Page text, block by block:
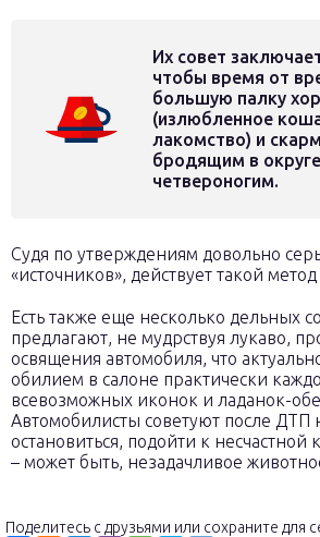
Их совет
чтобы время от
большую палку
(излюбленное
лакомство) и
бродящим в
четвероногим.
Судя по утверждениям довольно
«источников», действует такой
Есть также еще несколько дельных
предлагают, не мудрствуя лукаво,
освящения автомобиля, что
обилием в салоне практически
всевозможных иконок и ладанок-
Автомобилисты советуют после ДТП
остановиться, подойти к
– может быть, незадачливое
Поделитесь с друзьями или сохраните для